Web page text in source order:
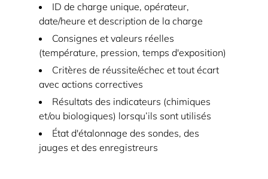
ID de charge unique, opérateur,
date/heure et description de la charge
Consignes et valeurs réelles
(température, pression, temps d'exposition)
Critères de réussite/échec et tout écart
avec actions correctives
Résultats des indicateurs (chimiques
et/ou biologiques) lorsqu’ils sont utilisés
État d'étalonnage des sondes, des
jauges et des enregistreurs